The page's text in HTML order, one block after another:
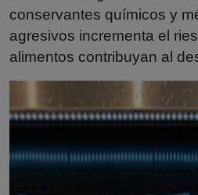
conservantes químicos y
agresivos incrementa el
alimentos contribuyan al